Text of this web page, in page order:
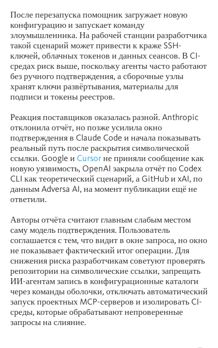
После перезапуска помощник загружает новую
конфигурацию и запускает команду
злоумышленника. На рабочей станции разработчика
такой сценарий может привести к краже SSH-
ключей, облачных токенов и данных сеансов. В CI-
средах риск выше, поскольку агенты часто работают
без ручного подтверждения, а сборочные узлы
хранят ключи развёртывания, материалы для
подписи и токены реестров.
Реакция поставщиков оказалась разной. Anthropic
отклонила отчёт, но позже усилила окно
подтверждения в Claude Code и начала показывать
реальный путь после раскрытия символической
ссылки. Google и Cursorне приняли сообщение как
новую уязвимость, OpenAI закрыла отчёт по Codex
CLI как теоретический сценарий, а GitHub и xAI, по
данным Adversa AI, на момент публикации ещё не
ответили.
Авторы отчёта считают главным слабым местом
саму модель подтверждения. Пользователь
соглашается с тем, что видит в окне запроса, но окно
не показывает фактический итог операции. Для
снижения риска разработчикам советуют проверять
репозитории на символические ссылки, запрещать
ИИ-агентам запись в конфигурационные каталоги
через команды оболочки, отключать автоматический
запуск проектных MCP-серверов и изолировать CI-
среды, которые обрабатывают непроверенные
запросы на слияние.